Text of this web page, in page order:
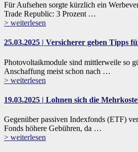
Für Aufsehen sorgte kürzlich ein
Trade Republic: 3 Prozent …
> weiterlesen
25.03.2025 | Versicherer geben Tipps
Photovoltaikmodule sind mittlerweile so
Anschaffung meist schon nach …
> weiterlesen
19.03.2025 | Lohnen sich die
Gegenüber passiven Indexfonds (ETF)
Fonds höhere Gebühren, da …
> weiterlesen